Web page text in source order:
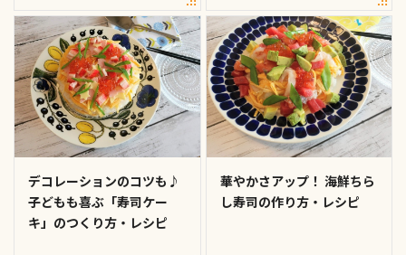
デコレーションのコツも♪
子どもも喜ぶ「寿司ケー
キ」のつくり方・レシピ
華やかさアップ！ 海鮮ちら
し寿司の作り方・レシピ